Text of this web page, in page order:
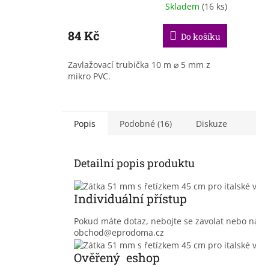
Skladem (16 ks)
84 Kč Do košíku
Zavlažovací trubička 10 m ⌀ 5 mm z
mikro PVC.
Popis Podobné (16) Diskuze
Detailní popis produktu
Individuální přístup
Pokud máte dotaz, nebojte se zavolat nebo
obchod@eprodoma.cz
Ověřený eshop